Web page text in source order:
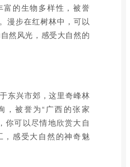
富的生物多样性，被誉
漫步在红树林中，可以
然风光，感受大自然的
东兴市郊，这里奇峰林
，被誉为“广西的张家
你可以尽情地欣赏大自
，感受大自然的神奇魅